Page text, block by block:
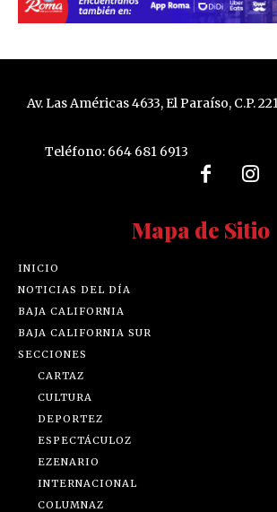
Av. Las Américas 4633, El Paraíso, C.P.
Teléfono: 664 681 6913
Mapa de Sitio
INICIO
NOTICIAS DEL DÍA
BAJA CALIFORNIA
BAJA CALIFORNIA SUR
SECCIONES
CARTAZ
CULTURA
DEPORTEZ
ESPECTÁCULOZ
EZENARIO
INTERNACIONAL
COLUMNAZ